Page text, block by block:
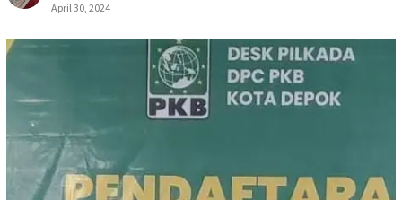
April 30, 2024